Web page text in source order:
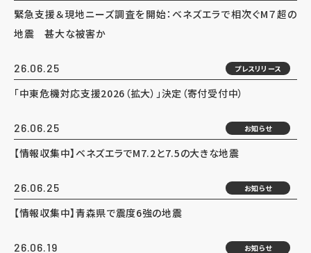
緊急支援＆現地ニーズ調査を開始：ベネズエラで相次ぐM７超の
地震 甚大な被害か
26.06.25 プレスリリース
「中東危機対応支援2026（拡大）」決定（寄付受付中）
26.06.25 お知らせ
【情報収集中】ベネズエラでM7.2と7.5の大きな地震
26.06.25 お知らせ
【情報収集中】青森県で震度6強の地震
26.06.19 お知らせ